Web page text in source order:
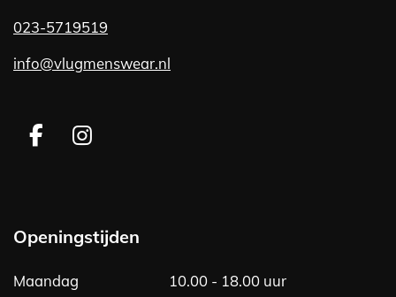
023-5719519
info@vlugmenswear.nl
F
b
o
I
a
g
Openingstijden
Maandag
10.00 - 18.00 uur